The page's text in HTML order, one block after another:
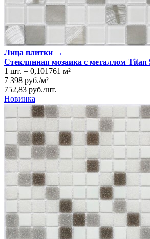
Лица плитки →
Стеклянная мозаика с металлом Titan
1 шт. = 0,101761 м²
7 398 руб./м²
752,83 руб./шт.
Новинка